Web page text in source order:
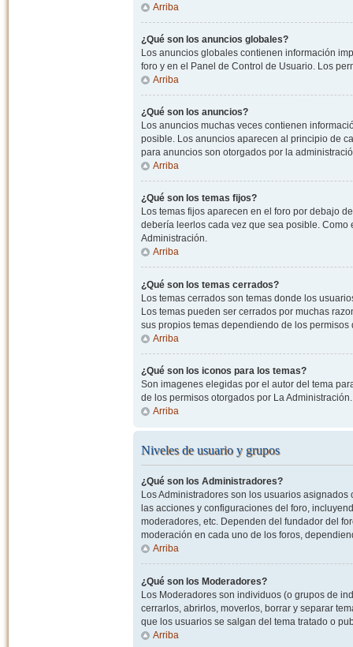
Arriba
¿Qué son los anuncios globales?
Los anuncios globales contienen información
foro y en el Panel de Control de Usuario. Los
Arriba
¿Qué son los anuncios?
Los anuncios muchas veces contienen
posible. Los anuncios aparecen al principio de
para anuncios son otorgados por la
Arriba
¿Qué son los temas fijos?
Los temas fijos aparecen en el foro por debajo
debería leerlos cada vez que sea posible.
Administración.
Arriba
¿Qué son los temas cerrados?
Los temas cerrados son temas donde los
Los temas pueden ser cerrados por muchas
sus propios temas dependiendo de los
Arriba
¿Qué son los iconos para los temas?
Son imagenes elegidas por el autor del tema
de los permisos otorgados por La Administración.
Arriba
Niveles de usuario y grupos
¿Qué son los Administradores?
Los Administradores son los usuarios
las acciones y configuraciones del foro,
moderadores, etc. Dependen del fundador del
moderación en cada uno de los foros,
Arriba
¿Qué son los Moderadores?
Los Moderadores son individuos (o grupos de
cerrarlos, abrirlos, moverlos, borrar y separar
que los usuarios se salgan del tema tratado o
Arriba